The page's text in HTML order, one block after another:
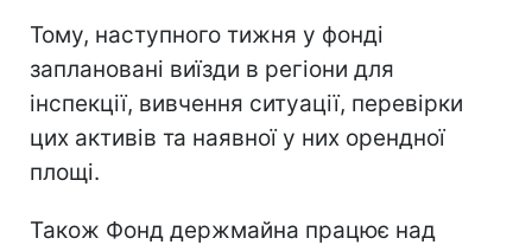
Тому, наступного тижня у фонді
заплановані виїзди в регіони для
інспекції, вивчення ситуації, перевірки
цих активів та наявної у них орендної
площі.
Також Фонд держмайна працює над